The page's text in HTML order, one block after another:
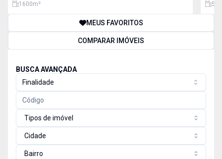
1600m²
MEUS FAVORITOS
COMPARAR IMÓVEIS
BUSCA AVANÇADA
Finalidade
Tipos de imóvel
Cidade
Bairro